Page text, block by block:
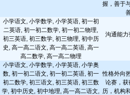
握，善于
小学语文, 小学数学, 小学英语, 初一初
二英语, 初一初二数学, 初一初二物理,
初三英语, 初三数学, 初三物理, 初中历
史, 高一高二语文, 高一高二英语, 高一
高二数学, 高一高二物理
沟通能力
小学语文, 小学数学, 小学英语, 小学奥
数, 初一初二语文, 初一初二英语, 初一
初二数学, 初三语文, 初三英语, 初三数
学, 初中历史, 初中地理, 高一高二语文,
性格外向
论赛，获
历，机构